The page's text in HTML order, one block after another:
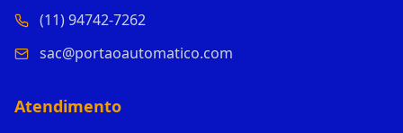
(11) 94742-7262
sac@portaoautomatico.com
Atendimento